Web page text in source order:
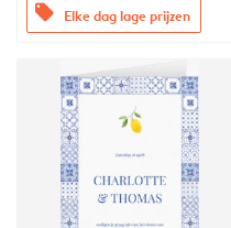
offers Elke dag lage prijzen